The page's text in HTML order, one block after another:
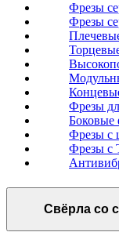
Фрезы
Фрезы
Фрезы
Боковые
Фрезы с
Фрезы с
Свёрла со